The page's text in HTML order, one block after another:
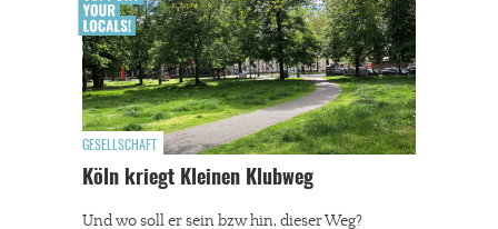
GESELLSCHAFT
Köln kriegt Kleinen Klubweg
Und wo soll er sein bzw hin, dieser Weg?